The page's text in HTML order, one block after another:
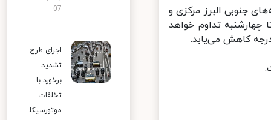
جنوبی البرز مرکزی و
تداوم خواهد
07
اجرای طرح
تشدید
برخورد با
تخلفات
موتورسیکل